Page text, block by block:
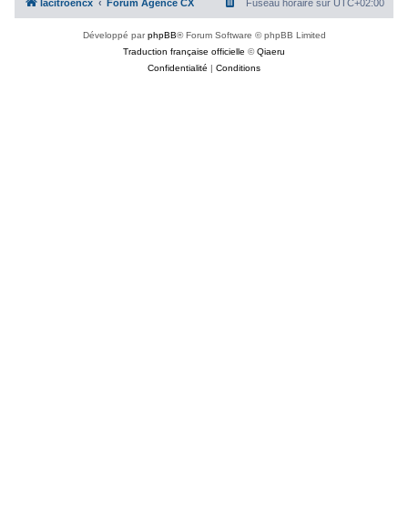
lacitroencx Forum Agence CX Fuseau horaire sur UTC+02:00
Développé parphpBB® Forum Software © phpBB Limited
Traduction française officielle ©Qiaeru
Confidentialité | Conditions